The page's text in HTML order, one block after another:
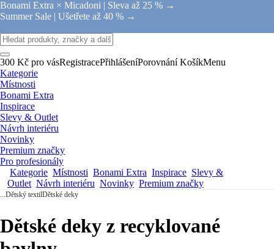
Bonami Extra × Micadoni | Sleva až 25 % →
Summer Sale | Ušetřete až 40 % →
300 Kč pro vásRegistracePřihlášeníPorovnání KošíkMenu
Kategorie
Místnosti
Bonami Extra
Inspirace
Slevy & Outlet
Návrh interiéru
Novinky
Premium značky
Pro profesionály
Kategorie Místnosti Bonami Extra Inspirace Slevy &
Outlet Návrh interiéru Novinky Premium značky
...Dětský textilDětské deky
Dětské deky z recyklované